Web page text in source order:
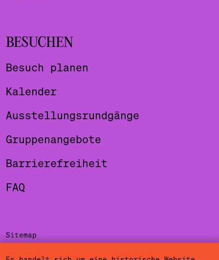
BESUCHEN
Besuch planen
Kalender
Ausstellungsrundgänge
Gruppenangebote
Barrierefreiheit
FAQ
Sitemap